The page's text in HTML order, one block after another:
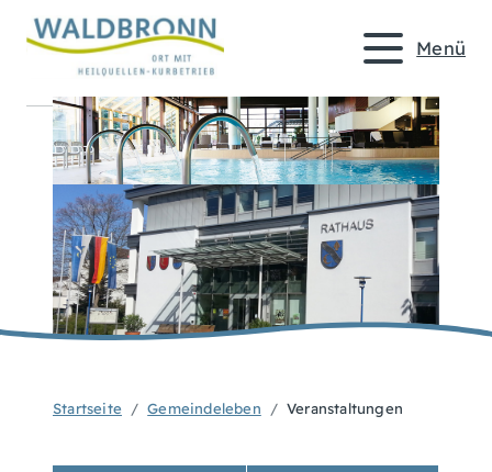
Menü
Startseite Gemeindeleben Veranstaltungen